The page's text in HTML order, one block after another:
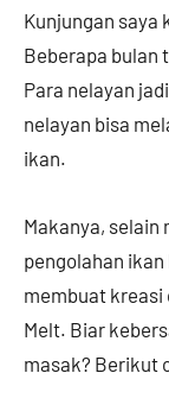
Kunjungan saya
Beberapa bulan
Para nelayan
nelayan bisa
ikan.
Makanya,
pengolahan
membuat kreasi
Melt. Biar
masak? Berikut